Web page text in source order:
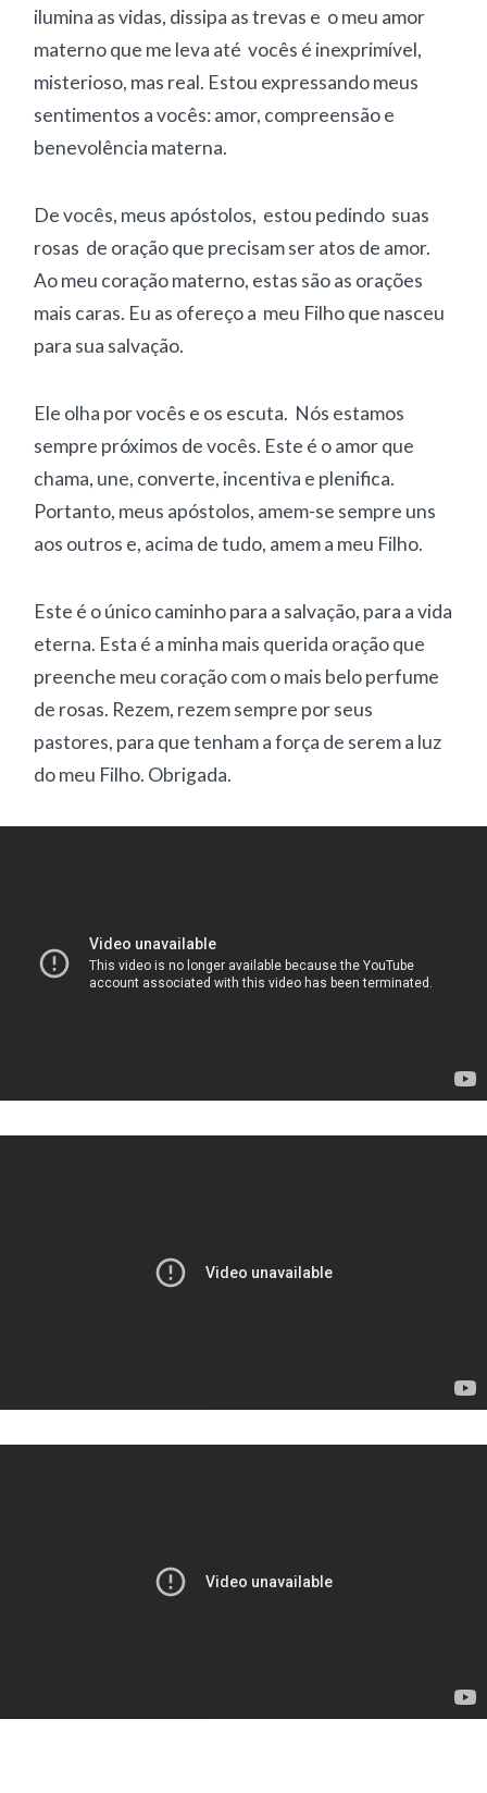
ilumina as vidas, dissipa as trevas e o meu amor
materno que me leva até vocês é inexprimível,
misterioso, mas real. Estou expressando meus
sentimentos a vocês: amor, compreensão e
benevolência materna.
De vocês, meus apóstolos, estou pedindo suas
rosas de oração que precisam ser atos de amor.
Ao meu coração materno, estas são as orações
mais caras. Eu as ofereço a meu Filho que nasceu
para sua salvação.
Ele olha por vocês e os escuta. Nós estamos
sempre próximos de vocês. Este é o amor que
chama, une, converte, incentiva e plenifica.
Portanto, meus apóstolos, amem-se sempre uns
aos outros e, acima de tudo, amem a meu Filho.
Este é o único caminho para a salvação, para a vida
eterna. Esta é a minha mais querida oração que
preenche meu coração com o mais belo perfume
de rosas. Rezem, rezem sempre por seus
pastores, para que tenham a força de serem a luz
do meu Filho. Obrigada.